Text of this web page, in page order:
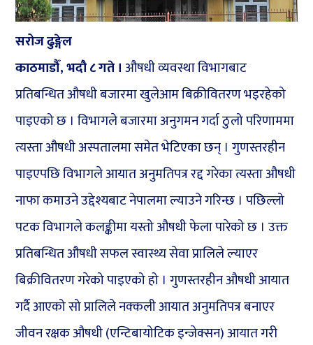
सरोज ढुङ्गेल
काठमाडौँ, भदौ ८ गते ।औषधी व्यवस्था विभागबाट
प्रतिबन्धित औषधी बजारमा खुलेआम बिक्रीवितरण भइरहेको
पाइएको छ । विभागले बजारमा अनुगमन गर्दा ठुलो परिणाममा
त्यस्ता औषधी अस्पतालमा समेत भेटिएका छन् । गुणस्तरहीन
पाइएपछि विभागले आयात अनुमतिपत्र रद्द गरेका त्यस्ता औषधी
नाफा कमाउने उद्देश्यबाट नेपालमा ल्याउने गरिन्छ । पछिल्लो
पटक विभागले कलङ्कीमा यस्तो औषधी फेला पारेको छ । उक्त
प्रतिबन्धित औषधी सफल स्वास्थ्य सेवा प्रालिले ल्याएर
बिक्रीवितरण गरेको पाइएको हो । गुणस्तरहीन औषधी आयात
गर्दै आएको सो प्रालिले नक्कली आयात अनुमतिपत्र बनाएर
जीवन रक्षक औषधी (एन्टिबायोटिक इन्जेक्सन) आयात गरी